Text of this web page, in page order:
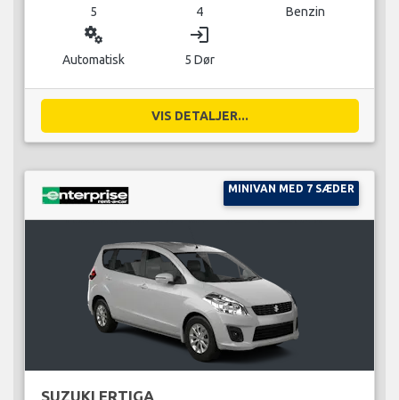
5 4 Benzin
miscellaneous_services
Automatisk
login
5 Dør
VIS DETALJER...
MINIVAN MED 7 SÆDER
SUZUKI ERTIGA